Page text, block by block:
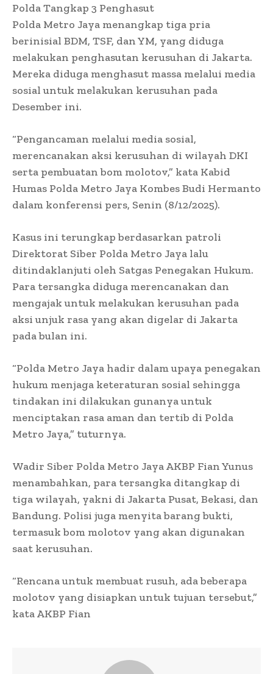
Polda Tangkap 3 Penghasut
Polda Metro Jaya menangkap tiga pria
berinisial BDM, TSF, dan YM, yang diduga
melakukan penghasutan kerusuhan di Jakarta.
Mereka diduga menghasut massa melalui media
sosial untuk melakukan kerusuhan pada
Desember ini.
“Pengancaman melalui media sosial,
merencanakan aksi kerusuhan di wilayah DKI
serta pembuatan bom molotov,” kata Kabid
Humas Polda Metro Jaya Kombes Budi Hermanto
dalam konferensi pers, Senin (8/12/2025).
Kasus ini terungkap berdasarkan patroli
Direktorat Siber Polda Metro Jaya lalu
ditindaklanjuti oleh Satgas Penegakan Hukum.
Para tersangka diduga merencanakan dan
mengajak untuk melakukan kerusuhan pada
aksi unjuk rasa yang akan digelar di Jakarta
pada bulan ini.
“Polda Metro Jaya hadir dalam upaya penegakan
hukum menjaga keteraturan sosial sehingga
tindakan ini dilakukan gunanya untuk
menciptakan rasa aman dan tertib di Polda
Metro Jaya,” tuturnya.
Wadir Siber Polda Metro Jaya AKBP Fian Yunus
menambahkan, para tersangka ditangkap di
tiga wilayah, yakni di Jakarta Pusat, Bekasi, dan
Bandung. Polisi juga menyita barang bukti,
termasuk bom molotov yang akan digunakan
saat kerusuhan.
“Rencana untuk membuat rusuh, ada beberapa
molotov yang disiapkan untuk tujuan tersebut,”
kata AKBP Fian